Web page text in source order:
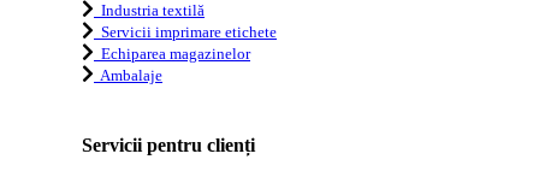
Industria textilă
Servicii imprimare etichete
Echiparea magazinelor
Ambalaje
Servicii pentru clienți